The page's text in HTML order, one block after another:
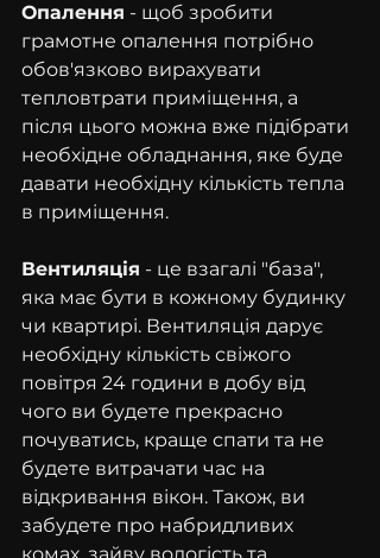
Опалення - щоб зробити
грамотне опалення потрібно
обов'язково вирахувати
тепловтрати приміщення, а
після цього можна вже підібрати
необхідне обладнання, яке буде
давати необхідну кількість тепла
в приміщення.
Вентиляція - це взагалі "база",
яка має бути в кожному будинку
чи квартирі. Вентиляція дарує
необхідну кількість свіжого
повітря 24 години в добу від
чого ви будете прекрасно
почуватись, краще спати та не
будете витрачати час на
відкривання вікон. Також, ви
забудете про набридливих